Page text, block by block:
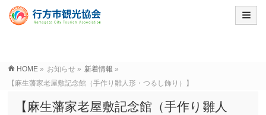
HOME » お知らせ » 新着情報 »
【麻生藩家老屋敷記念館（手作り雛人形・つるし飾り）】
【麻生藩家老屋敷記念館（手作り雛人